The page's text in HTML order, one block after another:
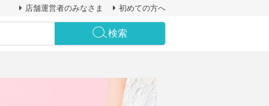
店舗運営者のみなさま 初めての方へ
検索